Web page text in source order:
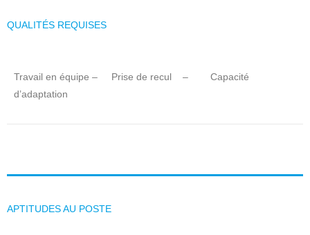
QUALITÉS REQUISES
Travail en équipe – Prise de recul – Capacité
d’adaptation
APTITUDES AU POSTE